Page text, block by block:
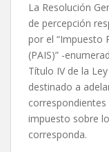
La Resolución
de percepción
por el “Impuesto
(PAIS)” -
Título IV de la
destinado a
impuesto sobre
corresponda.